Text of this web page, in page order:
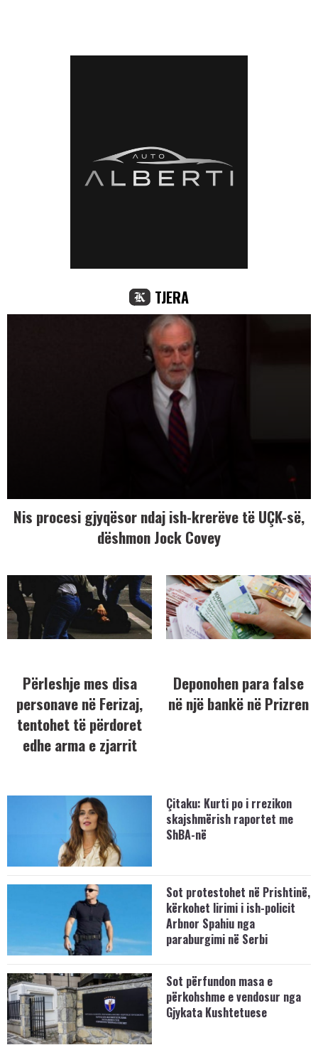
TJERA
Nis procesi gjyqësor ndaj ish-krerëve të UÇK-së,
dëshmon Jock Covey
Përleshje mes disa
personave në Ferizaj,
tentohet të përdoret
edhe arma e zjarrit
Deponohen para false
në një bankë në Prizren
Çitaku: Kurti po i rrezikon
skajshmërish raportet me
ShBA-në
Sot protestohet në Prishtinë,
kërkohet lirimi i ish-policit
Arbnor Spahiu nga
paraburgimi në Serbi
Sot përfundon masa e
përkohshme e vendosur nga
Gjykata Kushtetuese